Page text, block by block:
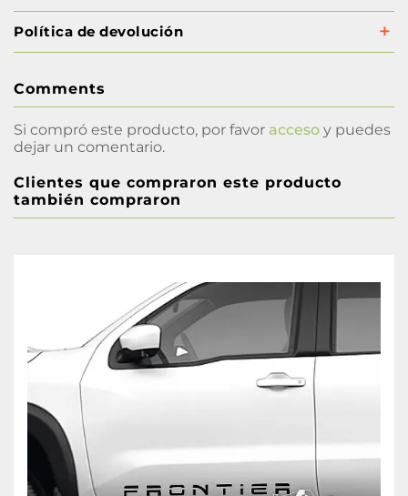
Política de devolución
Comments
Si compró este producto, por favor acceso y puedes
dejar un comentario.
Clientes que compraron este producto
también compraron